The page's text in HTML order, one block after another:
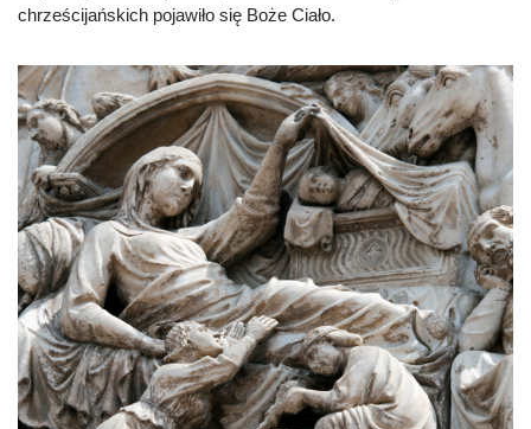
chrześcijańskich pojawiło się Boże Ciało.